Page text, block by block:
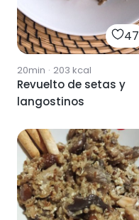
47
20min · 203 kcal
Revuelto de setas y
langostinos